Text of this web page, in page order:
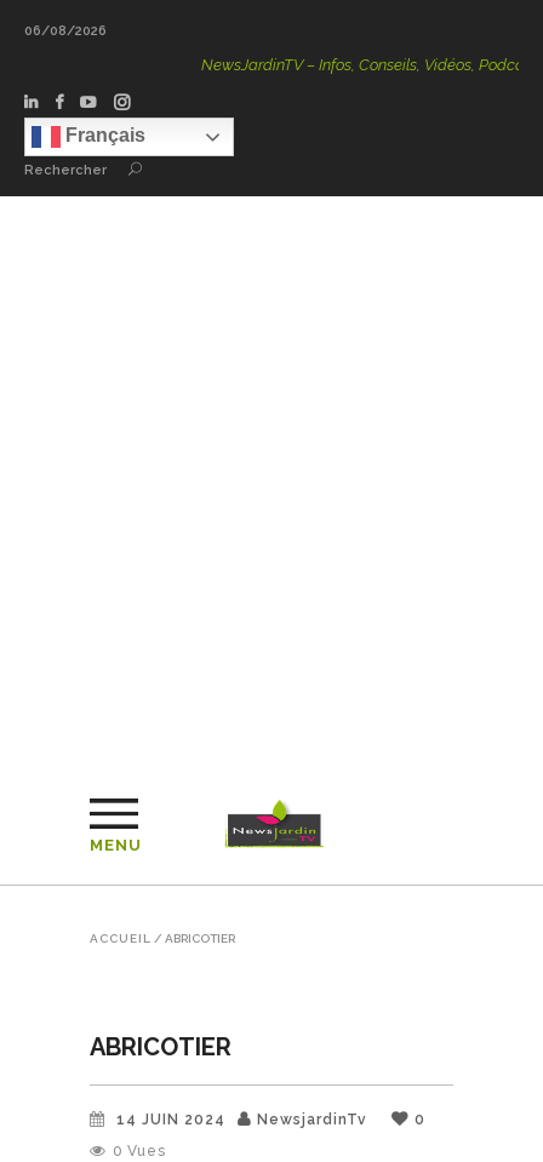
06/08/2026
NewsJardinTV – Infos, Conseils, Vidéos, Podcasts –
Français
Rechercher
MENU
ACCUEIL / ABRICOTIER
ABRICOTIER
14 JUIN 2024 NewsjardinTv
0
0 Vues